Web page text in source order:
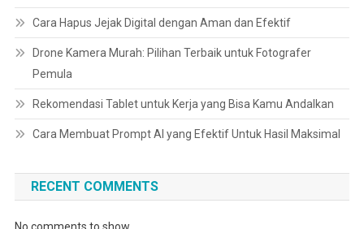
Cara Hapus Jejak Digital dengan Aman dan Efektif
Drone Kamera Murah: Pilihan Terbaik untuk Fotografer
Pemula
Rekomendasi Tablet untuk Kerja yang Bisa Kamu Andalkan
Cara Membuat Prompt AI yang Efektif Untuk Hasil Maksimal
RECENT COMMENTS
No comments to show.